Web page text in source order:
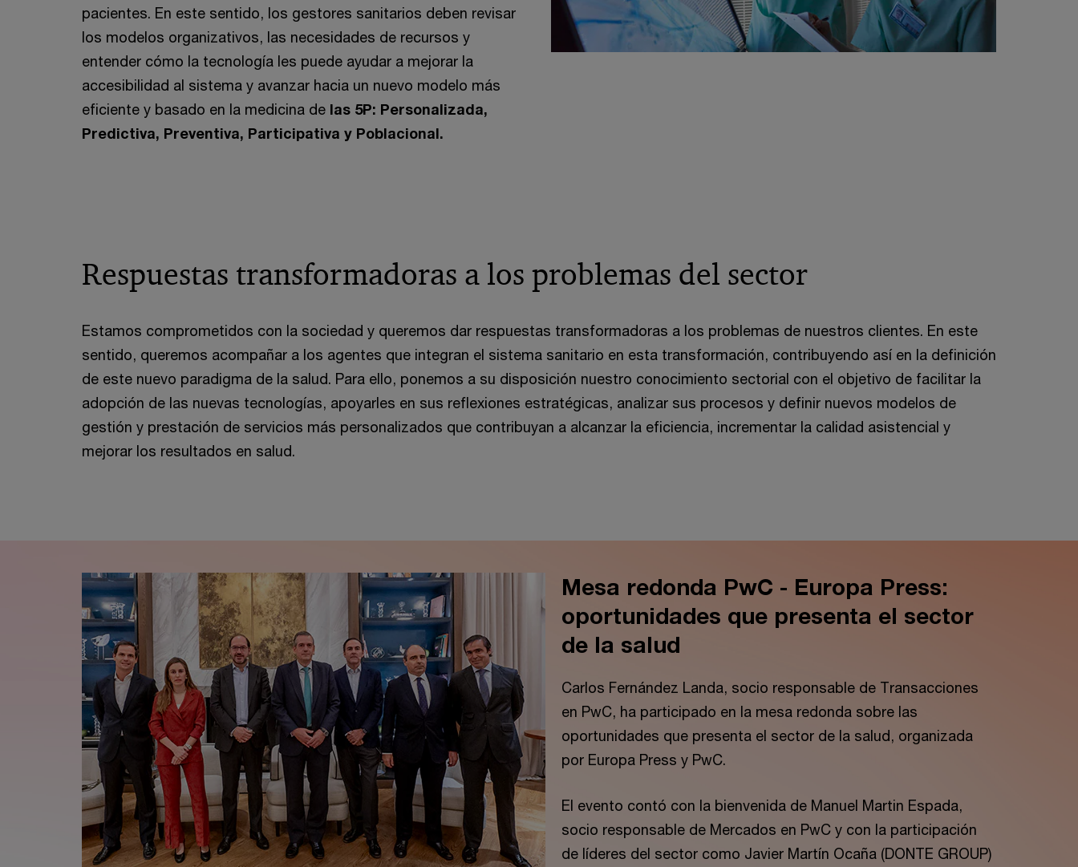
pacientes. En este sentido, los gestores sanitarios deben revisar
los modelos organizativos, las necesidades de recursos y
entender cómo la tecnología les puede ayudar a mejorar la
accesibilidad al sistema y avanzar hacia un nuevo modelo más
eficiente y basado en la medicina de las 5P: Personalizada,
Predictiva, Preventiva, Participativa y Poblacional.
Respuestas transformadoras a los problemas del sector
Estamos comprometidos con la sociedad y queremos dar respuestas transformadoras a los problemas de nuestros clientes. En este
sentido, queremos acompañar a los agentes que integran el sistema sanitario en esta transformación, contribuyendo así en la definición
de este nuevo paradigma de la salud. Para ello, ponemos a su disposición nuestro conocimiento sectorial con el objetivo de facilitar la
adopción de las nuevas tecnologías, apoyarles en sus reflexiones estratégicas, analizar sus procesos y definir nuevos modelos de
gestión y prestación de servicios más personalizados que contribuyan a alcanzar la eficiencia, incrementar la calidad asistencial y
mejorar los resultados en salud.
Mesa redonda PwC - Europa Press:
oportunidades que presenta el sector
de la salud
Carlos Fernández Landa, socio responsable de Transacciones
en PwC, ha participado en la mesa redonda sobre las
oportunidades que presenta el sector de la salud, organizada
por Europa Press y PwC.
El evento contó con la bienvenida de Manuel Martin Espada,
socio responsable de Mercados en PwC y con la participación
de líderes del sector como Javier Martín Ocaña (DONTE GROUP)